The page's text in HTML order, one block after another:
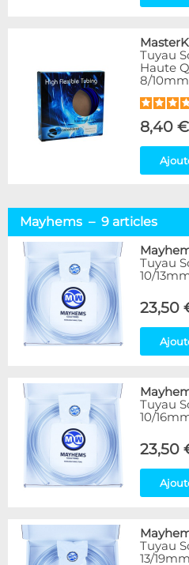
Tuyau
Haute
8/
8,40 €
Mayhems – 9 articles
Tuyau
10/
23,50
Tuyau
10/
23,50
Tuyau
13/